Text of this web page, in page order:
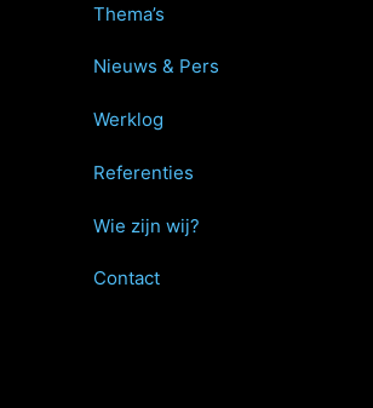
Thema’s
Nieuws & Pers
Werklog
Referenties
Wie zijn wij?
Contact